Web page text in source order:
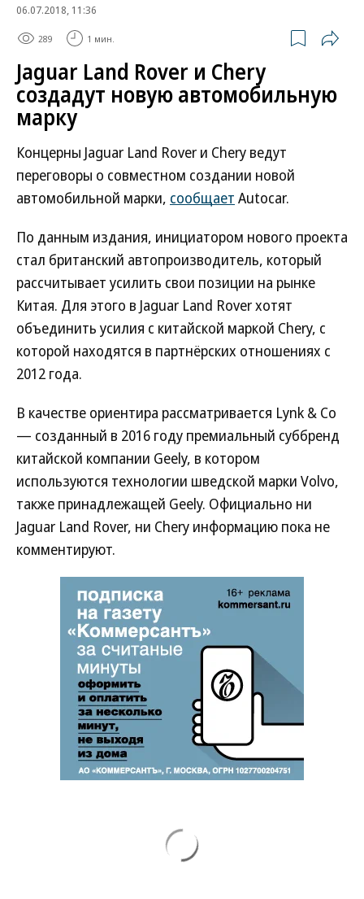
06.07.2018, 11:36
289 1 мин.
Jaguar Land Rover и Chery
создадут новую автомобильную
марку
Концерны Jaguar Land Rover и Chery ведут
переговоры о совместном создании новой
автомобильной марки, сообщает Autocar.
По данным издания, инициатором нового проекта
стал британский автопроизводитель, который
рассчитывает усилить свои позиции на рынке
Китая. Для этого в Jaguar Land Rover хотят
объединить усилия с китайской маркой Chery, с
которой находятся в партнёрских отношениях с
2012 года.
В качестве ориентира рассматривается Lynk & Co
— созданный в 2016 году премиальный суббренд
китайской компании Geely, в котором
используются технологии шведской марки Volvo,
также принадлежащей Geely. Официально ни
Jaguar Land Rover, ни Chery информацию пока не
комментируют.